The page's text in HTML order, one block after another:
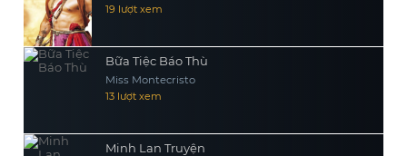
19 lượt xem
Bữa Tiệc Báo Thù
Miss Montecristo
13 lượt xem
Minh Lan Truyện